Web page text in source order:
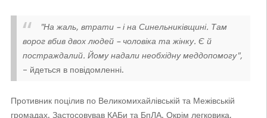
"На жаль, втрати – і на Синельниківщині. Там
ворог вбив двох людей – чоловіка та жінку. Є й
постраждалий. Йому надали необхідну меддопомогу",
– йдеться в повідомленні.
Противник поцілив по Великомихайлівській та Межівській
громадах. Застосовував КАБи та БпЛА. Окрім легковика,